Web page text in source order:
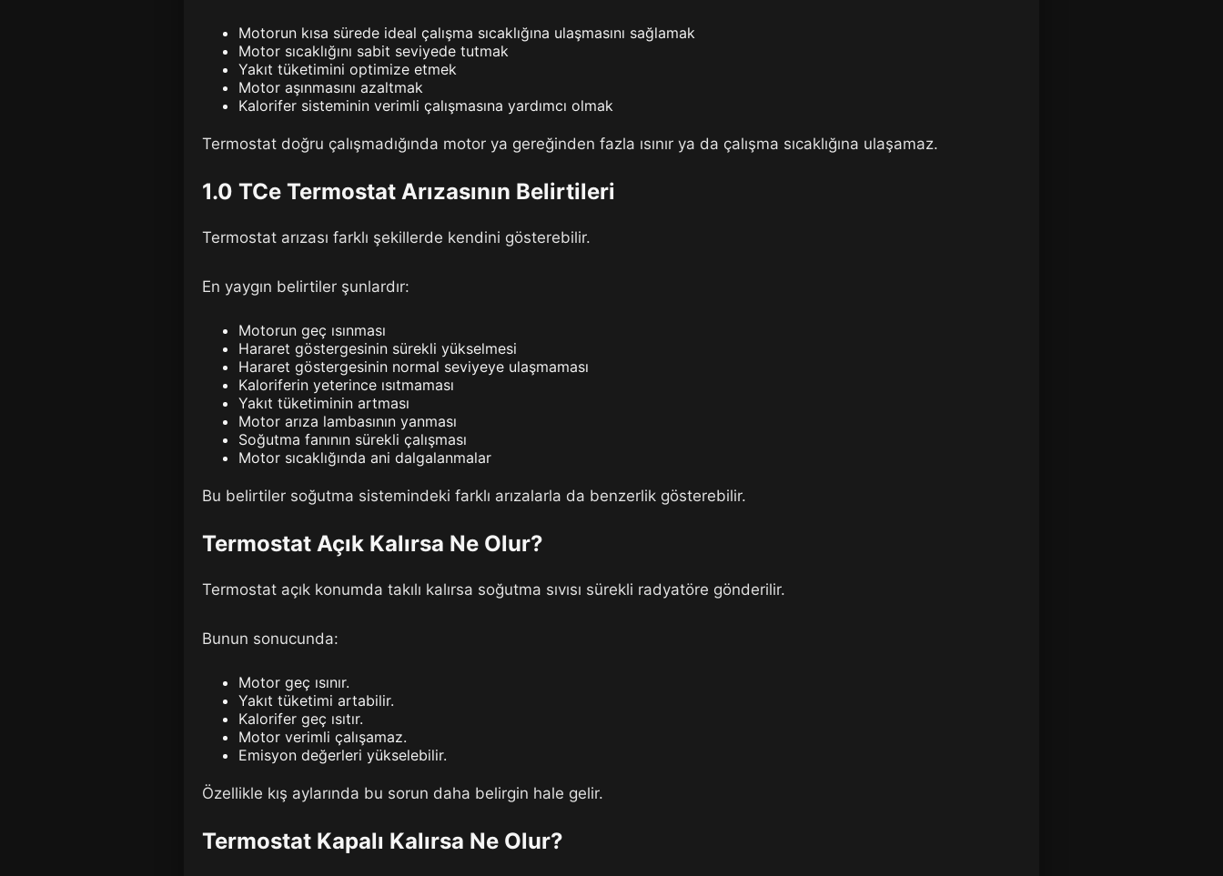
Motorun kısa sürede ideal çalışma sıcaklığına ulaşmasını sağlamak
Motor sıcaklığını sabit seviyede tutmak
Yakıt tüketimini optimize etmek
Motor aşınmasını azaltmak
Kalorifer sisteminin verimli çalışmasına yardımcı olmak
Termostat doğru çalışmadığında motor ya gereğinden fazla ısınır ya da çalışma sıcaklığına ulaşamaz.
1.0 TCe Termostat Arızasının Belirtileri
Termostat arızası farklı şekillerde kendini gösterebilir.
En yaygın belirtiler şunlardır:
Motorun geç ısınması
Hararet göstergesinin sürekli yükselmesi
Hararet göstergesinin normal seviyeye ulaşmaması
Kaloriferin yeterince ısıtmaması
Yakıt tüketiminin artması
Motor arıza lambasının yanması
Soğutma fanının sürekli çalışması
Motor sıcaklığında ani dalgalanmalar
Bu belirtiler soğutma sistemindeki farklı arızalarla da benzerlik gösterebilir.
Termostat Açık Kalırsa Ne Olur?
Termostat açık konumda takılı kalırsa soğutma sıvısı sürekli radyatöre gönderilir.
Bunun sonucunda:
Motor geç ısınır.
Yakıt tüketimi artabilir.
Kalorifer geç ısıtır.
Motor verimli çalışamaz.
Emisyon değerleri yükselebilir.
Özellikle kış aylarında bu sorun daha belirgin hale gelir.
Termostat Kapalı Kalırsa Ne Olur?